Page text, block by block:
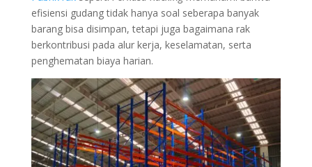
efisiensi gudang tidak hanya soal seberapa banyak
barang bisa disimpan, tetapi juga bagaimana rak
berkontribusi pada alur kerja, keselamatan, serta
penghematan biaya harian.